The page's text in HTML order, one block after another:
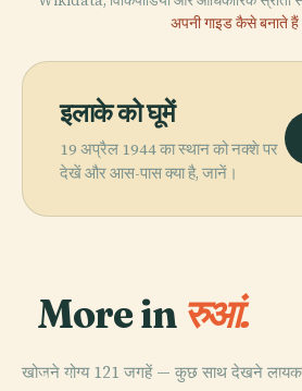
अपनी गाइड कैसे बनाते
इलाके को घूमें
19 अप्रैल 1944 का स्थान को नक्शे पर
देखें और आस-पास क्या है, जानें।
More in रुआं.
खोजने योग्य 121 जगहें — कुछ साथ देखने
PLACE
PLACE